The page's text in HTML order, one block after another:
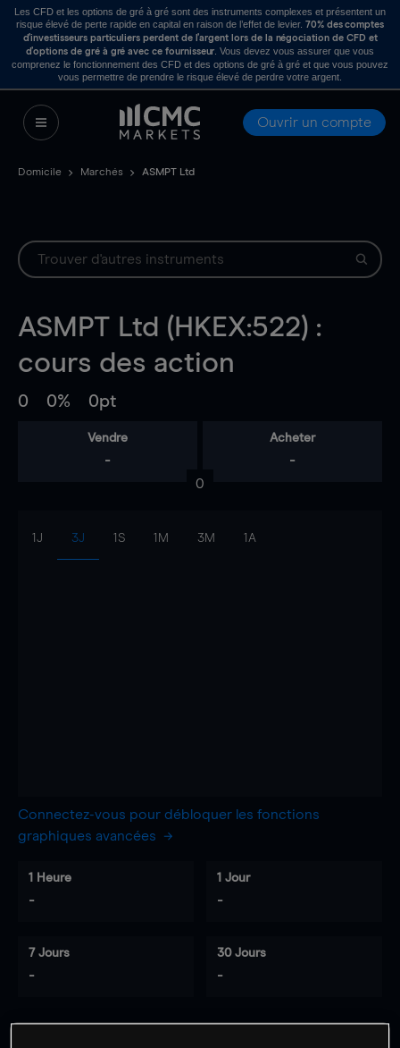
Les CFD et les options de gré à gré sont des instruments complexes et présentent un
risque élevé de perte rapide en capital en raison de l’effet de levier. 70% des comptes
d’investisseurs particuliers perdent de l’argent lors de la négociation de CFD et
d’options de gré à gré avec ce fournisseur . Vous devez vous assurer que vous
comprenez le fonctionnement des CFD et des options de gré à gré et que vous pouvez
vous permettre de prendre le risque élevé de perdre votre argent.
Ouvrir un compte
Domicile Marchés ASMPT Ltd
ASMPT Ltd (HKEX:522) :
cours des action
0 0% 0pt
Vendre
-
Acheter
-
0
1J 3J 1S 1M 3M 1A
Connectez-vous pour débloquer les fonctions
graphiques avancées
1 Heure
-
1 Jour
-
7 Jours
-
30 Jours
-